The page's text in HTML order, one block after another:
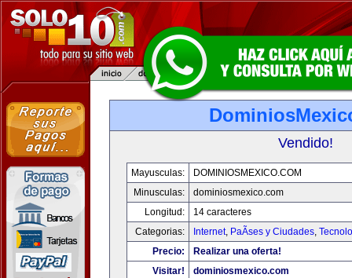
Vendido!
Mayusculas:
DOMINIOSMEXICO.COM
Minusculas:
dominiosmexico.com
Longitud:
14 caracteres
Categorias:
Internet, PaÃ­ses y Ciudades,
Precio:
Realizar una oferta!
Visitar!
dominiosmexico.com